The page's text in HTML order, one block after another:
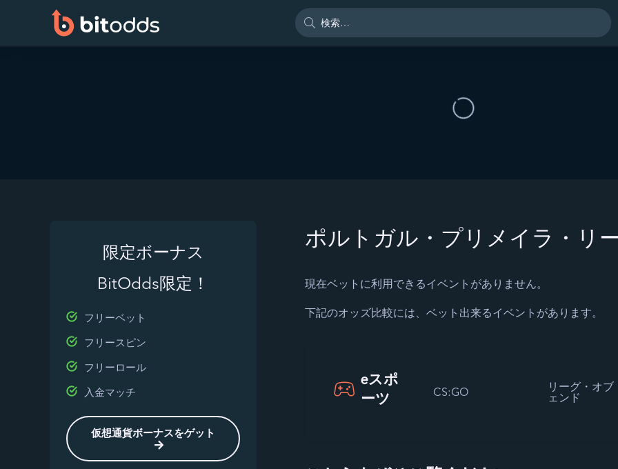
限定ボーナス
BitOdds限定！
フリーベット
フリースピン
フリーロール
入金マッチ
仮想通貨ボーナスをゲット
ポルトガル・プリメイラ・リ
現在ベットに利用できるイベントがありません。
下記のオッズ比較には、ベット出来るイベントがあります。
eスポ
ーツ
CS:GO
リーグ・オブ
ェンド